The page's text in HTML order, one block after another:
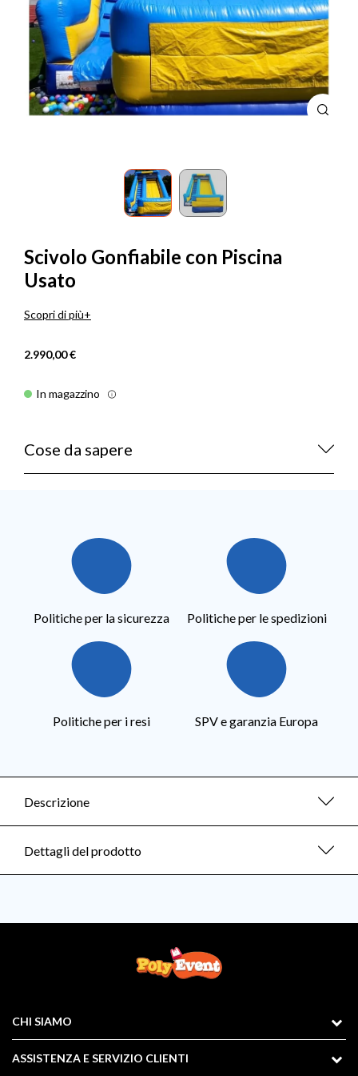
Scivolo Gonfiabile con Piscina
Usato
Scopri di più
2.990,00 €
In magazzino
Cose da sapere
Politiche per la sicurezza Politiche per le spedizioni
Politiche per i resi SPV e garanzia Europa
Descrizione
Dettagli del prodotto
CHI SIAMO
ASSISTENZA E SERVIZIO CLIENTI